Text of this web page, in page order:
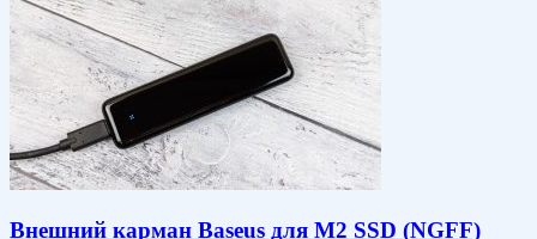
Внешний карман Baseus для M2 SSD (NGFF)